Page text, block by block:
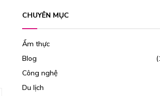
CHUYÊN MỤC
Ẩm thực
Blog
Công nghệ
Du lịch